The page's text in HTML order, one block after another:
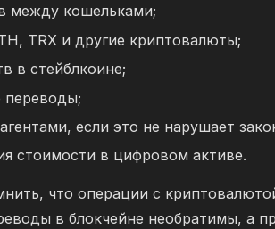
между кошельками;
TRX и другие криптовалюты;
в стейблкоине;
если это не нарушает
стоимости в цифровом активе.
что операции с
в блокчейне необратимы, а